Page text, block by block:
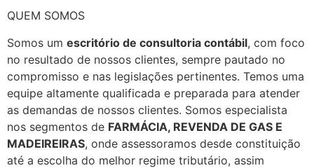
QUEM SOMOS
Somos um escritório de consultoria contábil, com foco
no resultado de nossos clientes, sempre pautado no
compromisso e nas legislações pertinentes. Temos uma
equipe altamente qualificada e preparada para atender
as demandas de nossos clientes. Somos especialista
nos segmentos de FARMÁCIA, REVENDA DE GAS E
MADEIREIRAS, onde assessoramos desde constituição
até a escolha do melhor regime tributário, assim